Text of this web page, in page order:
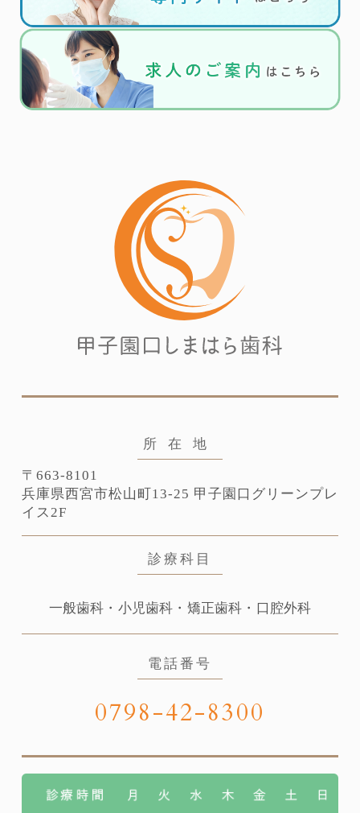
所在地
〒663-8101
兵庫県⻄宮市松山町13-25 甲子園口グリーンプレ
イス2F
診療科目
一般歯科・小児歯科・矯正歯科・口腔外科
電話番号
0798-42-8300